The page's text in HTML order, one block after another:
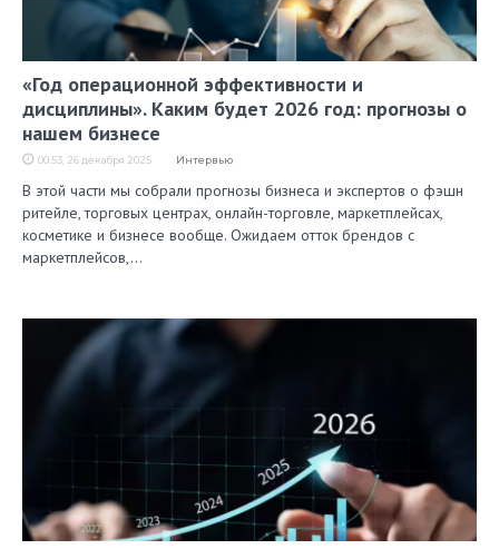
«Год операционной эффективности и
дисциплины». Каким будет 2026 год: прогнозы о
нашем бизнесе
00:53, 26 декабря 2025 Интервью
В этой части мы собрали прогнозы бизнеса и экспертов о фэшн
ритейле, торговых центрах, онлайн-торговле, маркетплейсах,
косметике и бизнесе вообще. Ожидаем отток брендов с
маркетплейсов,…